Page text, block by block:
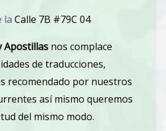
la Calle 7B #79C 04
Apostillas nos complace
de traducciones,
recomendado por nuestros
así mismo queremos
del mismo modo.